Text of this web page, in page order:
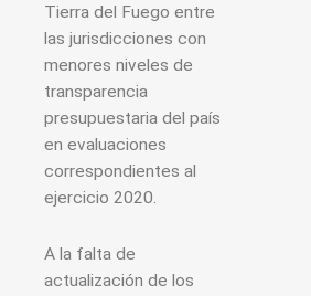
Tierra del Fuego entre
las jurisdicciones con
menores niveles de
transparencia
presupuestaria del país
en evaluaciones
correspondientes al
ejercicio 2020.
A la falta de
actualización de los